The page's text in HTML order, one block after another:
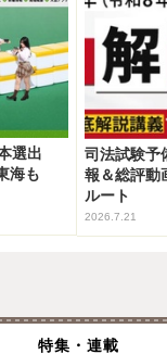
選出
海も
司法試験予
報＆総評
ルート
2026.7.21
特集・連載